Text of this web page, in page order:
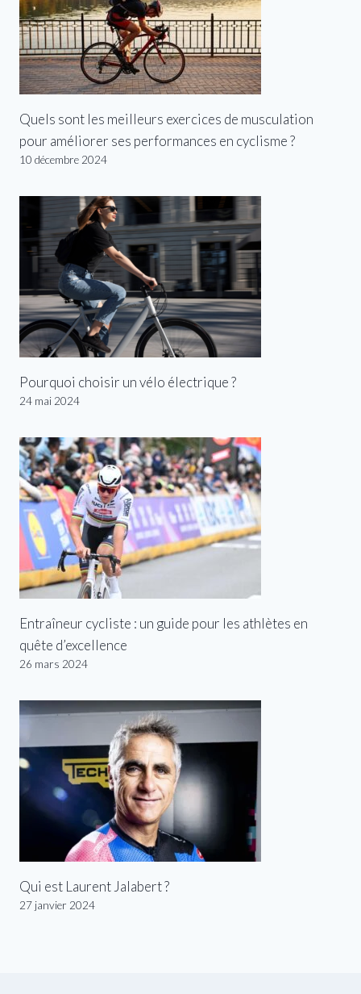
Quels sont les meilleurs exercices de musculation
pour améliorer ses performances en cyclisme ?
10 décembre 2024
Pourquoi choisir un vélo électrique ?
24 mai 2024
Entraîneur cycliste : un guide pour les athlètes en
quête d’excellence
26 mars 2024
Qui est Laurent Jalabert ?
27 janvier 2024